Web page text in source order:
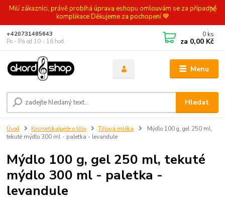
Milí zákazníci, právě probíhá úprava eshopu omlouvám se za případné
komplikace Děkujeme za pochopení 💙
Menu
Hledat
+420731485643
Po - Pá od 10 - 16 hod.
0 ks
za 0,00 Kč
Úvod Kosmetika|péče o tělo Tělová mléka
Mýdlo 100 g, gel 250 ml,
tekuté mýdlo 300 ml - paletka - levandule
Mýdlo 100 g, gel 250 ml, tekuté
mýdlo 300 ml - paletka -
levandule